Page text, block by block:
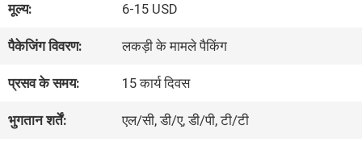
कारखाना
गुणवत्ता
मूल्य: 6-15 USD
पैकेजिंग विवरण: लकड़ी के मामले पैकिंग
प्रसव के समय: 15 कार्य दिवस
भुगतान शर्तें: एल/सी, डी/ए, डी/पी, टी/टी